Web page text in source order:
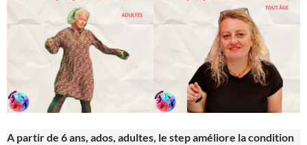
A partir de 6 ans, ados, adultes, le step améliore la condition